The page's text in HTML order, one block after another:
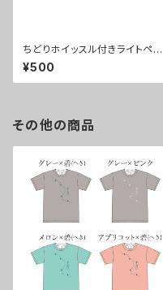
ちどりホイッスル付きライトペン
<NEW!>
¥500
その他の商品